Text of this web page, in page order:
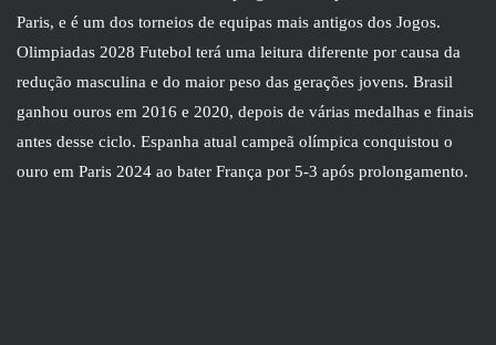
Paris, e é um dos torneios de equipas mais antigos dos Jogos.
Olimpiadas 2028 Futebol terá uma leitura diferente por causa da
redução masculina e do maior peso das gerações jovens. Brasil
ganhou ouros em 2016 e 2020, depois de várias medalhas e finais
antes desse ciclo. Espanha atual campeã olímpica conquistou o
ouro em Paris 2024 ao bater França por 5-3 após prolongamento.